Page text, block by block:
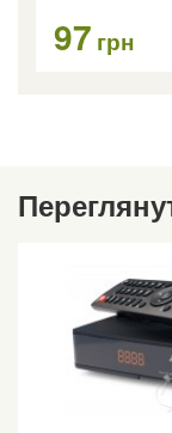
97 грн